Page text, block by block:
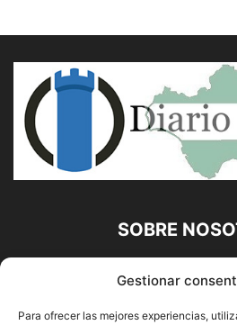
Gestionar
Para ofrecer las mejores experiencias,
SOBRE
Diario Alhaurín
Francisco E. López López |
Alhaurín de la Torre,